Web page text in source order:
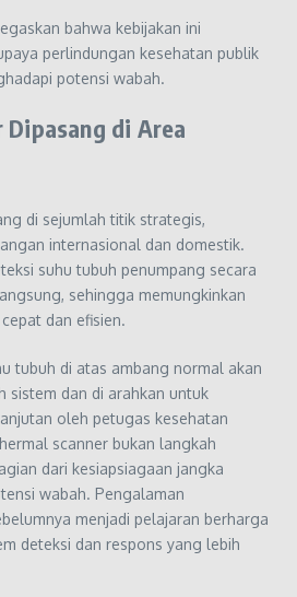
bahwa kebijakan ini
perlindungan kesehatan publik
potensi wabah.
Dipasang di Area
di sejumlah titik strategis,
internasional dan domestik.
suhu tubuh penumpang secara
sehingga memungkinkan
dan efisien.
tubuh di atas ambang normal akan
sistem dan di arahkan untuk
oleh petugas kesehatan
scanner bukan langkah
dari kesiapsiagaan jangka
wabah. Pengalaman
menjadi pelajaran berharga
deteksi dan respons yang lebih